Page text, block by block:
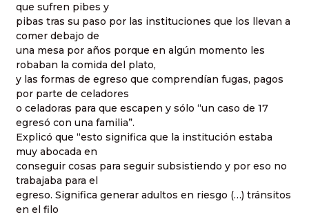
que sufren pibes y
pibas tras su paso por las instituciones que los llevan a
comer debajo de
una mesa por años porque en algún momento les
robaban la comida del plato,
y las formas de egreso que comprendían fugas, pagos
por parte de celadores
o celadoras para que escapen y sólo “un caso de 17
egresó con una familia”.
Explicó que “esto significa que la institución estaba
muy abocada en
conseguir cosas para seguir subsistiendo y por eso no
trabajaba para el
egreso. Significa generar adultos en riesgo (…) tránsitos
en el filo